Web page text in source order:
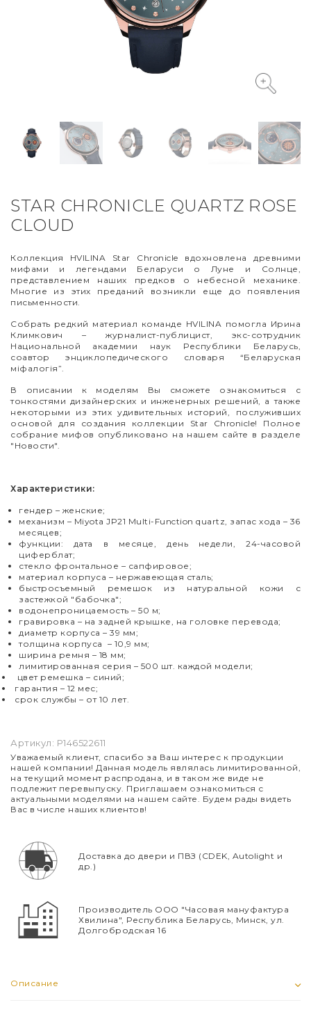
STAR CHRONICLE QUARTZ ROSE
CLOUD
Коллекция HVILINA Star Chronicle вдохновлена древними
мифами и легендами Беларуси о Луне и Солнце,
представлением наших предков о небесной механике.
Многие из этих преданий возникли еще до появления
письменности.
Собрать редкий материал команде HVILINA помогла Ирина
Климкович – журналист-публицист, экс-сотрудник
Национальной академии наук Республики Беларусь,
соавтор энциклопедического словаря “Беларуская
міфалогія”.
В описании к моделям Вы сможете ознакомиться с
тонкостями дизайнерских и инженерных решений, а также
некоторыми из этих удивительных историй, послуживших
основой для создания коллекции Star Chronicle! Полное
собрание мифов опубликовано на нашем сайте в разделе
"Новости".
Характеристики:
гендер – женские;
механизм – Miyota JP21 Multi-Function quartz, запас хода – 36
месяцев;
функции: дата в месяце, день недели, 24-часовой
циферблат;
стекло фронтальное – сапфировое;
материал корпуса – нержавеющая сталь;
быстросъемный ремешок из натуральной кожи с
застежкой "бабочка";
водонепроницаемость – 50 м;
гравировка – на задней крышке, на головке перевода;
диаметр корпуса – 39 мм;
толщина корпуса – 10,9 мм;
ширина ремня – 18 мм;
лимитированная серия – 500 шт. каждой модели;
цвет ремешка – синий;
гарантия – 12 мес;
срок службы – от 10 лет.
Артикул: P146522611
Уважаемый клиент, спасибо за Ваш интерес к продукции
нашей компании! Данная модель являлась лимитированной,
на текущий момент распродана, и в таком же виде не
подлежит перевыпуску. Приглашаем ознакомиться с
актуальными моделями на нашем сайте. Будем рады видеть
Вас в числе наших клиентов!
Доставка до двери и ПВЗ (CDEK, Autolight и
др.)
Производитель ООО "Часовая мануфактура
Хвилина", Республика Беларусь, Минск, ул.
Долгобродская 16
Описание